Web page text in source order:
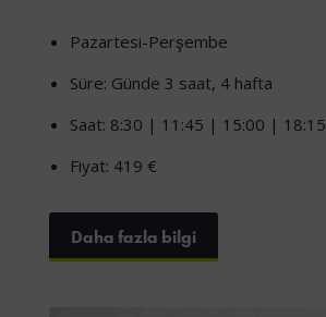
Pazartesi-Perşembe
Süre: Günde 3 saat, 4 hafta
Saat: 8:30 | 11:45 | 15:00 | 18:15
Fiyat: 419 €
Daha fazla bilgi